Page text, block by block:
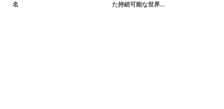
名
た持続可能な世界…